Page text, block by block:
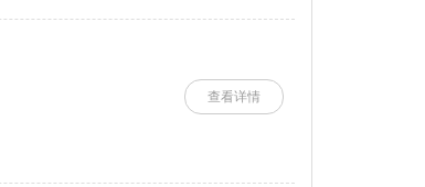
查看详情